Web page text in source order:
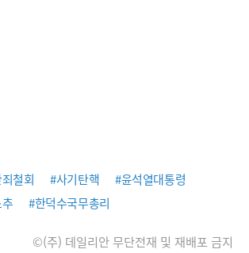
철회 #사기탄핵
#윤석열대통령
#한덕수국무총리
©(주) 데일리안 무단전재 및 재배포 금지